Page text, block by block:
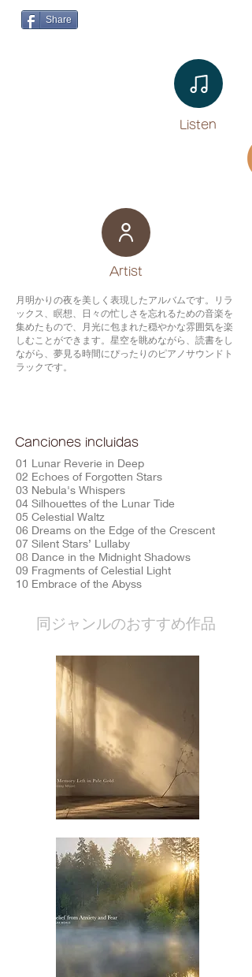
Share
Listen​
​Artist
月明かりの夜を美しく表現したアルバムです。リラ
ックス、瞑想、日々の忙しさを忘れるための音楽を
集めたもので、月光に包まれた穏やかな雰囲気を楽
しむことができます。星空を眺めながら、読書をし
ながら、夢見る時間にぴったりのピアノサウンドト
ラックです。
Canciones incluidas
01 Lunar Reverie in Deep
02 Echoes of Forgotten Stars
03 Nebula's Whispers
04 Silhouettes of the Lunar Tide
05 Celestial Waltz
06 Dreams on the Edge of the Crescent
07 Silent Stars’ Lullaby
08 Dance in the Midnight Shadows
09 Fragments of Celestial Light
10 Embrace of the Abyss
​同ジャンルのおすすめ作品